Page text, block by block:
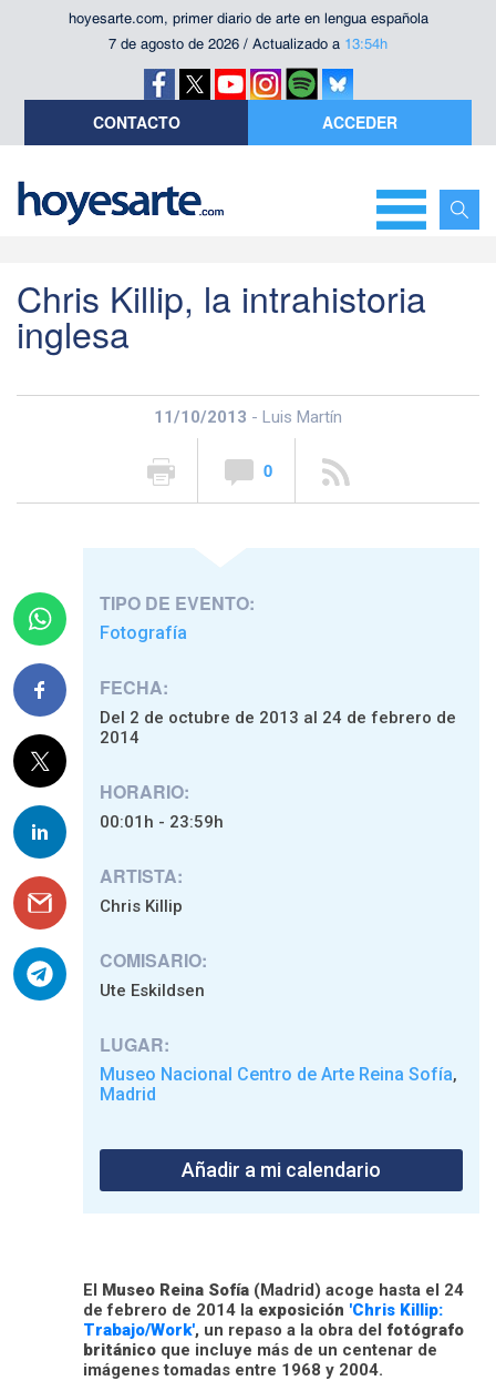
hoyesarte.com, primer diario de arte en lengua española
7 de agosto de 2026 / Actualizado a 13:54h
CONTACTO ACCEDER
Chris Killip, la intrahistoria
inglesa
11/10/2013 - Luis Martín
0
TIPO DE EVENTO:
Fotografía
FECHA:
Del 2 de octubre de 2013 al 24 de febrero de
2014
HORARIO:
00:01h - 23:59h
ARTISTA:
Chris Killip
COMISARIO:
Ute Eskildsen
LUGAR:
Museo Nacional Centro de Arte Reina Sofía,
Madrid
Añadir a mi calendario
El Museo Reina Sofía (Madrid) acoge hasta el 24
de febrero de 2014 la exposición 'Chris Killip:
Trabajo/Work', un repaso a la obra del fotógrafo
británico que incluye más de un centenar de
imágenes tomadas entre 1968 y 2004.